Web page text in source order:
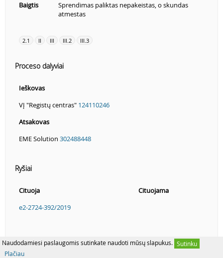
Naudodamiesi paslaugomis sutinkate naudoti mūsų slapukus. Sutinku
Plačiau
Baigtis
Sprendimas paliktas nepakeistas, o skundas
atmestas
2.1 II III III.2 III.3
Proceso dalyviai
Ieškovas
VĮ "Registų centras" 124110246
Atsakovas
EME Solution 302488448
Ryšiai
Cituoja
Cituojama
e2-2724-392/2019